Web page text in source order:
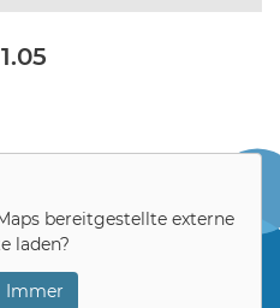
bereitgestellte externe
laden?
Immer